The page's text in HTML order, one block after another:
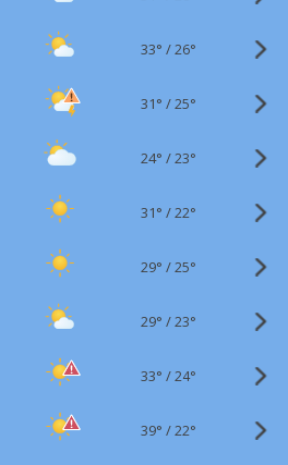
33° /26°
31° /25°
24° /23°
31° /22°
29° /25°
29° /23°
33° /24°
39° /22°